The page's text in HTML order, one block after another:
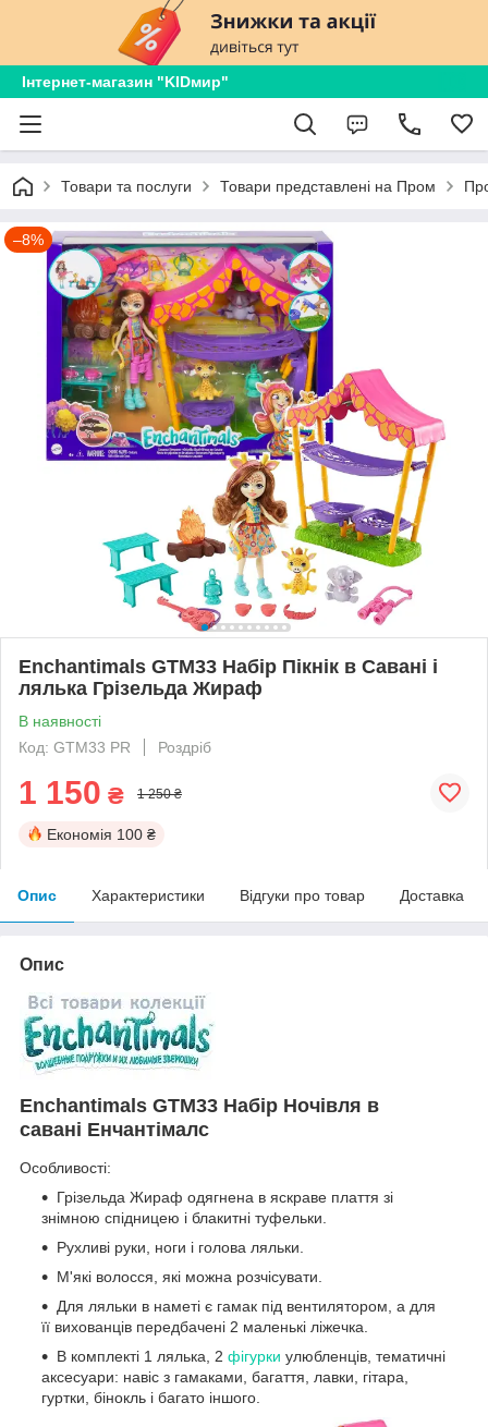
Інтернет-магазин "KIDмир"
Товари та послуги Товари представлені на Пром
–8%
Enchantimals GTM33 Набір Пікнік в Савані і
лялька Грізельда Жираф
В наявності
Код: GTM33 PR
Роздріб
1 150 ₴ 1 250 ₴
Економія 100 ₴
Опис Характеристики Відгуки про товар Доставка
Опис
Enchantimals GTM33 Набір Ночівля в
савані Енчантімалс
Особливості:
Грізельда Жираф одягнена в яскраве плаття зі
знімною спідницею і блакитні туфельки.
Рухливі руки, ноги і голова ляльки.
М'які волосся, які можна розчісувати.
Для ляльки в наметі є гамак під вентилятором, а для
її вихованців передбачені 2 маленькі ліжечка.
В комплекті 1 лялька, 2 фігурки улюбленців, тематичні
аксесуари: навіс з гамаками, багаття, лавки, гітара,
гуртки, бінокль і багато іншого.